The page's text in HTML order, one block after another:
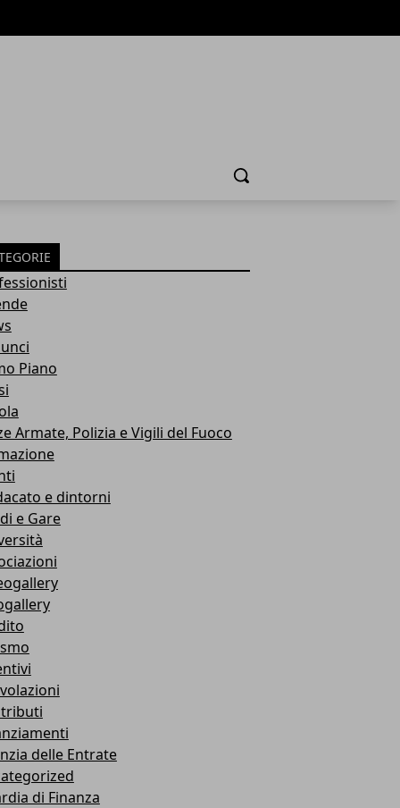
Cerca
Piano
Armate, Polizia e Vigili del Fuoco
e dintorni
e Gare
delle Entrate
di Finanza